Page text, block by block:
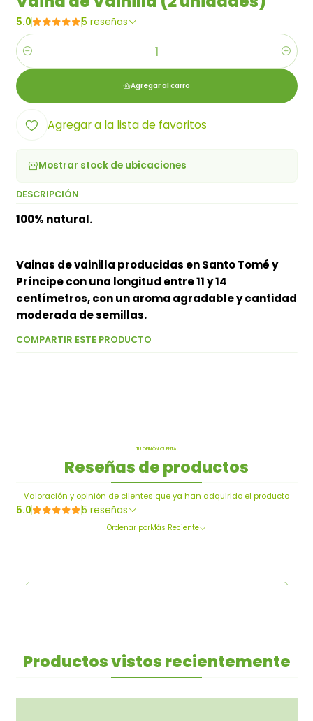
5.0 5 reseñas
Cantidad
Agregar al carro
Agregar a la lista de favoritos
Mostrar stock de ubicaciones
DESCRIPCIÓN
100% natural.
Vainas de vainilla producidas en Santo Tomé y
Príncipe con una longitud entre 11 y 14
centímetros, con un aroma agradable y cantidad
moderada de semillas.
COMPARTIR ESTE PRODUCTO
TU OPINIÓN CUENTA
Reseñas de productos
Valoración y opinión de clientes que ya han adquirido el producto
5.0 5 reseñas
Ordenar porMás Reciente
Productos vistos recientemente